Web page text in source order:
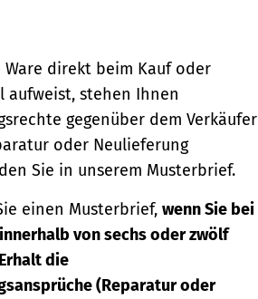
Ware direkt beim Kauf oder
aufweist, stehen Ihnen
gegenüber dem Verkäufer
oder Neulieferung
Sie in unserem Musterbrief.
einen Musterbrief,wenn Sie bei
von sechs oder zwölf
die
(Reparatur oder